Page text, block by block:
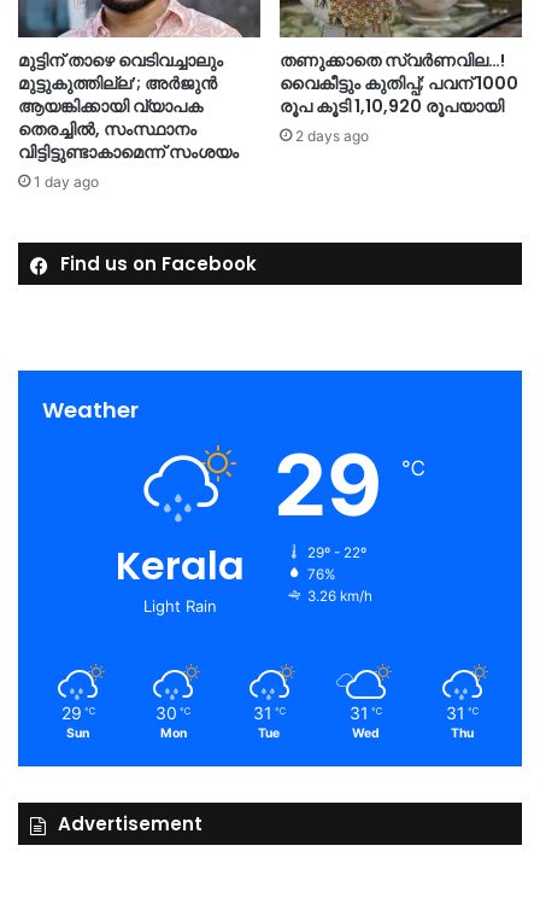
മുട്ടിന് താഴെ വെടിവച്ചാലും
മുട്ടുകുത്തില്ല’; അർജുൻ
ആയങ്കിക്കായി വ്യാപക
തെരച്ചിൽ, സംസ്ഥാനം
വിട്ടിട്ടുണ്ടാകാമെന്ന് സംശയം
1 day ago
തണുക്കാതെ സ്വർണവില…!
വൈകീട്ടും കുതിപ്പ്; പവന് 1000
രൂപ കൂടി 1,10,920 രൂപയായി
2 days ago
Find us on Facebook
Weather
Kerala
Light Rain
29 ℃
29º - 22º
76%
3.26 km/h
29 ℃
Sun
30 ℃
Mon
31 ℃
Tue
31 ℃
Wed
31 ℃
Thu
Advertisement